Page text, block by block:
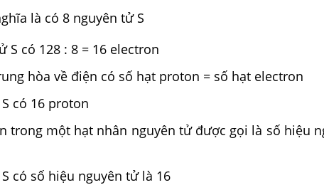
là có 8 nguyên tử S
S có 128 : 8 = 16 electron
hòa về điện có số hạt proton = số hạt electron
có 16 proton
trong một hạt nhân nguyên tử được gọi là số hiệu
có số hiệu nguyên tử là 16